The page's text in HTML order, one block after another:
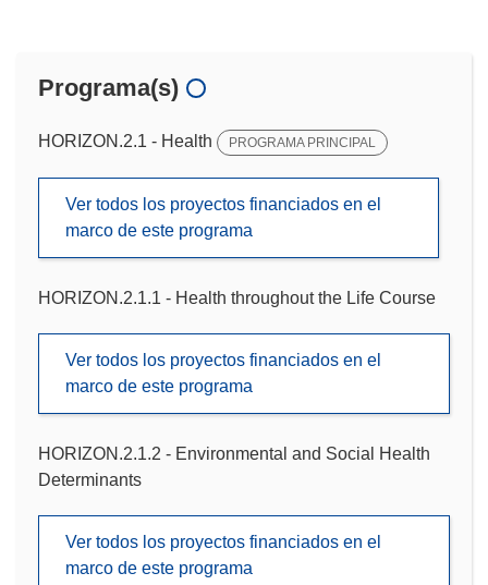
Programa(s)
HORIZON.2.1 - Health PROGRAMA PRINCIPAL
Ver todos los proyectos financiados en el
marco de este programa
HORIZON.2.1.1 - Health throughout the Life Course
Ver todos los proyectos financiados en el
marco de este programa
HORIZON.2.1.2 - Environmental and Social Health
Determinants
Ver todos los proyectos financiados en el
marco de este programa